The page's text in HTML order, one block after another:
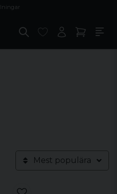
Mest populära